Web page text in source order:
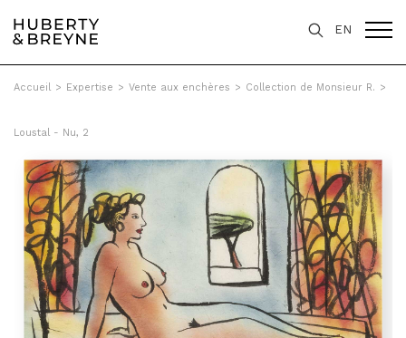
EN
Accueil > Expertise > Vente aux enchères > Collection de Monsieur R. >
Loustal - Nu, 2